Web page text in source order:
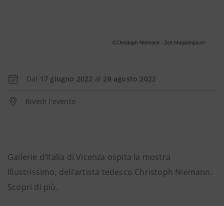
Dal 17 giugno 2022 al 28 agosto 2022
Rivedi l'evento
Gallerie d’Italia di Vicenza ospita la mostra
Illustrissimo, dell’artista tedesco Christoph Niemann.
Scopri di più.